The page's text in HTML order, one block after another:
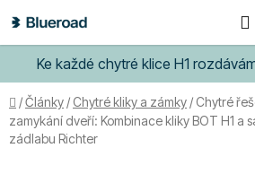
na
obsah
Ke každé chytré klice H1
Domů
/Články / Chytré kliky a zámky / Chytré
zamykání dveří: Kombinace kliky BOT H1 a
zádlabu Richter